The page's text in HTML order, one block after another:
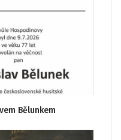
Bělunkem